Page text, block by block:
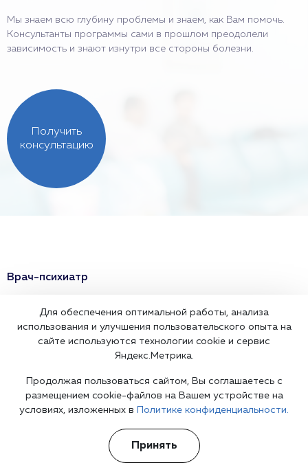
Мы знаем всю глубину проблемы и знаем, как Вам помочь.
Консультанты программы сами в прошлом преодолели
зависимость и знают изнутри все стороны болезни.
Получить
консультацию
Врач-психиатр
Врач психотерапевт
Психиатрическая помощь
Для обеспечения оптимальной работы, анализа
использования и улучшения пользовательского опыта на
сайте используются технологии cookie и сервис
Яндекс.Метрика.
Продолжая пользоваться сайтом, Вы соглашаетесь с
размещением cookie-файлов на Вашем устройстве на
условиях, изложенных в
Политике конфиденциальности.
Принять